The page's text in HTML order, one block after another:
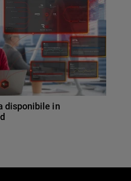
disponibile in